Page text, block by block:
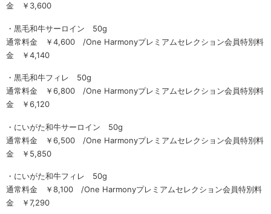
金 ￥3,600
・黒毛和牛サーロイン 50g
通常料金 ￥4,600 /One Harmonyプレミアムセレクション会員特別料
金 ￥4,140
・黒毛和牛フィレ 50g
通常料金 ￥6,800 /One Harmonyプレミアムセレクション会員特別料
金 ￥6,120
・にいがた和牛サーロイン 50g
通常料金 ￥6,500 /One Harmonyプレミアムセレクション会員特別料
金 ￥5,850
・にいがた和牛フィレ 50g
通常料金 ￥8,100 /One Harmonyプレミアムセレクション会員特別料
金 ￥7,290